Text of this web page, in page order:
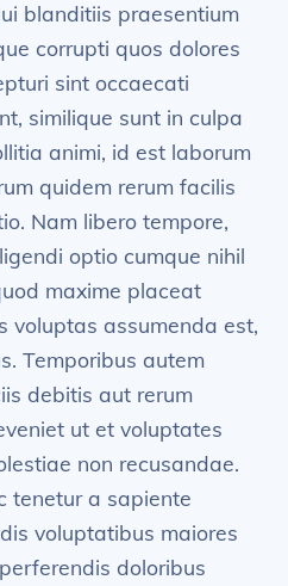
blanditiis praesentium
corrupti quos dolores
sint occaecati
similique sunt in culpa
animi, id est laborum
quidem rerum facilis
Nam libero tempore,
optio cumque nihil
maxime placeat
voluptas assumenda est,
Temporibus autem
debitis aut rerum
ut et voluptates
non recusandae.
tenetur a sapiente
voluptatibus maiores
doloribus